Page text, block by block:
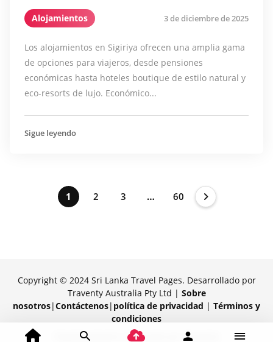
Alojamientos 3 de diciembre de 2025
Los alojamientos en Sigiriya ofrecen una amplia gama
de opciones para viajeros, desde pensiones
económicas hasta hoteles boutique de estilo natural y
eco-resorts de lujo. Económico...
Sigue leyendo
1 2 3 … 60
Copyright © 2024 Sri Lanka Travel Pages. Desarrollado por
Traventy Australia Pty Ltd | Sobre
nosotros|Contáctenos| política de privacidad | Términos y
condiciones
Orgullosamente impulsado por Traventy